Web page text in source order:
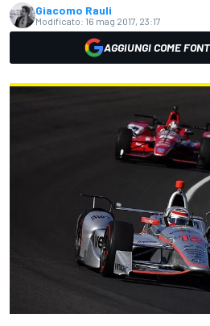
Giacomo Rauli
Modificato: 16 mag 2017, 23:17
AGGIUNGI COME